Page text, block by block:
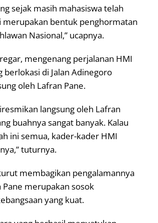
sejak masih mahasiswa telah
merupakan bentuk penghormatan
Nasional,” ucapnya.
mengenang perjalanan HMI
di Jalan Adinegoro
oleh Lafran Pane.
langsung oleh Lafran
buahnya sangat banyak. Kalau
ini semua, kader-kader HMI
tuturnya.
membagikan pengalamannya
merupakan sosok
yang kuat.